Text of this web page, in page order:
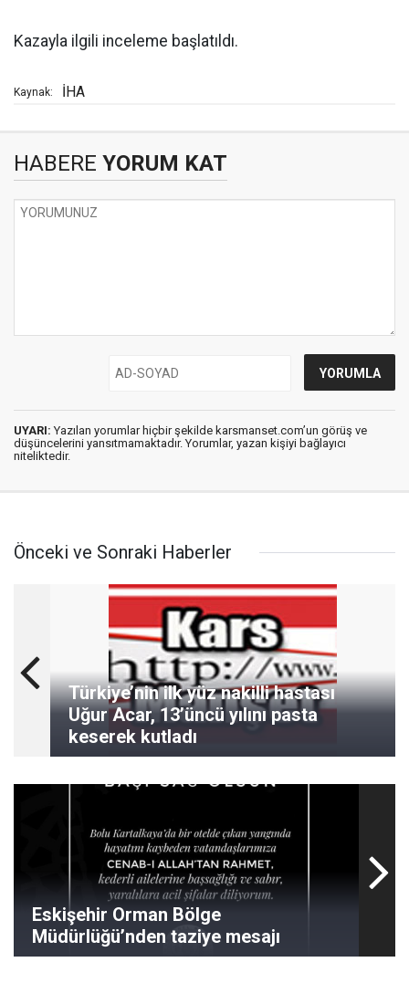
Kazayla ilgili inceleme başlatıldı.
Kaynak: İHA
HABERE YORUM KAT
UYARI: Yazılan yorumlar hiçbir şekilde karsmanset.com’un görüş ve
düşüncelerini yansıtmamaktadır. Yorumlar, yazan kişiyi bağlayıcı
niteliktedir.
Önceki ve Sonraki Haberler
Türkiye’nin ilk yüz nakilli hastası
Uğur Acar, 13’üncü yılını pasta
keserek kutladı
Eskişehir Orman Bölge
Müdürlüğü’nden taziye mesajı